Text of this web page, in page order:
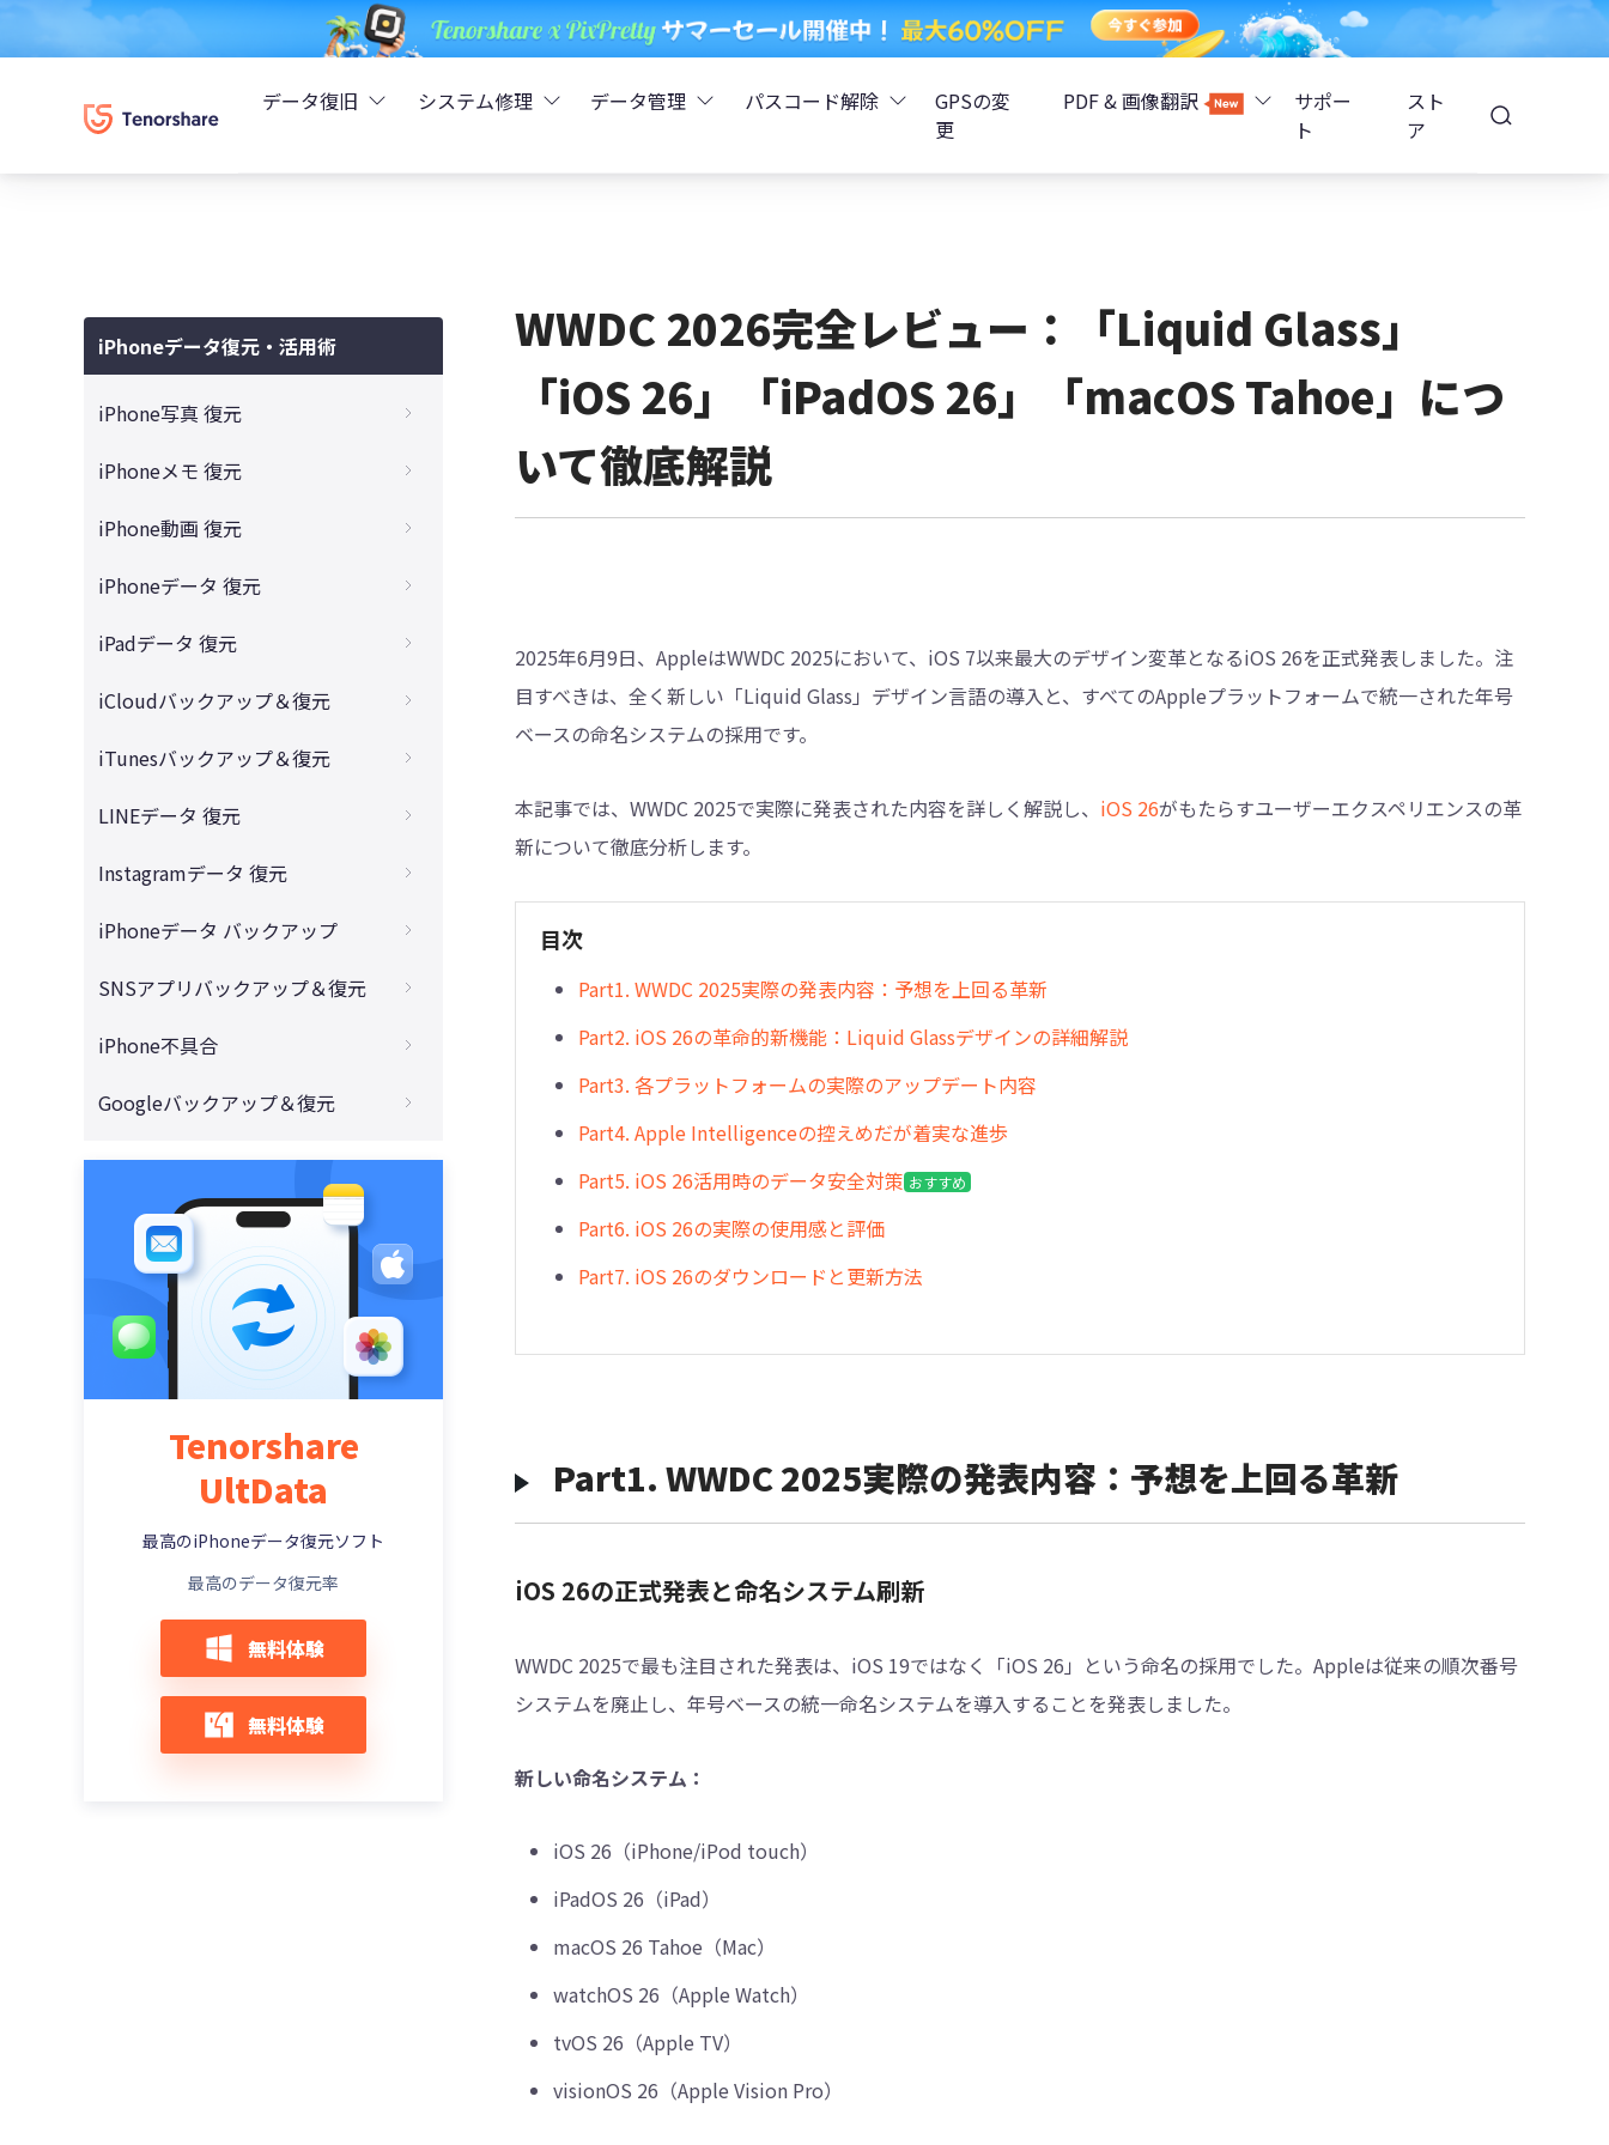
データ復旧
UltData - LINEデータ復元
UltData - WhatsAppデータ復元
4DDiG - Windowsデータ復元
4DDiG - Macデータ復元
4DDiG - 動画修復
システム修理
Windows Boot Genius
データ管理
iCareFone - AndroidとiOS間でデータ転送
iCareFone - WhatsAppデータ転送
Phone Mirror - 携帯画面ミラーリング
Tenorshare Cleamio - Mac重複ファイル検索・削除
パスコード解除
4MeKey - アクティベーションロック解除
4uKey - iOSパスワード管理
4uKey - Android画面ロック解除
GPSの変
更
PDF & 画像翻訳
PDNobオンライン
NotebookLMスライド編集
サポー
ト
スト
ア
iPhoneデータ復元・活用術
iPhone写真 復元
iPhone写真を復元する6つの方法
パソコンなしでiPhone写真の復元
バックアップなしでiPhone写真の復元
完全削除したiPhone写真を復元するアプリ
1年前に消した昔のiPhone写真の復元
Tenorshare UltDataを無料ダウンロード
iPhoneメモ 復元
消したiPhoneメモアプリを復元する方法
完全に削除したメモを復元する方法
「最近削除した項目」からメモを復元
iPhone動画 復元
無料で完全に削除した動画を復元
パソコン無しでiPhone動画の復元
完全削除したiPhone動画を復元するアプリ
iPhoneデータ 復元
消去したiPhoneメールの復元
消えたiPhoneメッセージの復元
トリミングしたボイスメモの復元
削除したカレンダーを復元
削除されたiPhoneリマインダーの復元
削除したアプリをiPhoneに戻す
Tenorshare UltData無料版のご紹介
iPadデータ 復元
消えたiPadデータを復元する方法
iPadで消したメモの文字を復元する方法
iPadでファイルの書き込みが消えた
iCloudバックアップ＆復元
iCloudからiPhone写真だけ復元する方法
iCloudにログインできない時の原因と対策
消えたiCloudのメモを復元する対策
【iPhone・PC】iCloudの中身を見る方法
iTunesバックアップ＆復元
iTunesバックアップからデータを復元
iTunesにCDから取り込んだ曲の復元
容量不足でバックアップできない？
LINEデータ 復元
iPhoneで削除したLINEトークの復元
iCloudからLINEトーク履歴を復元する方法
バックアップなしにLINEトーク履歴を復元
LINEの保存期限切れPDFファイルの復元
Instagramデータ 復元
消したインスタのDMを復元する方法
インスタで削除した投稿が復元できない？
インスタDMで送った写真が消えた！
削除したインスタストーリーの復元
iPhoneデータ バックアップ
インスタをバックアップ・復元する方法
iPhoneバックアップ＆復元アプリ
容量不足でiPhoneがバックアップできない
iPhoneでPDFを保存する方法
iPhone写真を保存する方法
SNSアプリバックアップ＆復元
カカオトークのトーク履歴の復元
iPhone不具合
壊れたiPhoneからデータを取り出す
電源の入らないiPhoneデータの取り出し
iPhoneのメッセージで画像が送れない
iPhoneを初期化したらどうなる？
iPhone機種変更でメールを引き継ぐ方法
Googleバックアップ＆復元
【iPhone】Googleフォトの写真を復元
完全に削除したGoogleフォトの復元
Tenorshare
UltData
最高のiPhoneデータ復元ソフト
最高のデータ復元率
無料体験
無料体験
WWDC 2026完全レビュー：「Liquid Glass」
「iOS 26」「iPadOS 26」「macOS Tahoe」につ
いて徹底解説
2025年6月9日、AppleはWWDC 2025において、iOS 7以来最大のデザイン変革となるiOS 26を正式発表しました。注
目すべきは、全く新しい「Liquid Glass」デザイン言語の導入と、すべてのAppleプラットフォームで統一された年号
ベースの命名システムの採用です。
本記事では、WWDC 2025で実際に発表された内容を詳しく解説し、 iOS 26がもたらすユーザーエクスペリエンスの革
新について徹底分析します。
目次
Part1. WWDC 2025実際の発表内容：予想を上回る革新
Part2. iOS 26の革命的新機能：Liquid Glassデザインの詳細解説
Part3. 各プラットフォームの実際のアップデート内容
Part4. Apple Intelligenceの控えめだが着実な進歩
Part5. iOS 26活用時のデータ安全対策 おすすめ
Part6. iOS 26の実際の使用感と評価
Part7. iOS 26のダウンロードと更新方法
Part1. WWDC 2025実際の発表内容：予想を上回る革新
iOS 26の正式発表と命名システム刷新
WWDC 2025で最も注目された発表は、iOS 19ではなく「iOS 26」という命名の採用でした。Appleは従来の順次番号
システムを廃止し、年号ベースの統一命名システムを導入することを発表しました。
新しい命名システム：
iOS 26（iPhone/iPod touch）
iPadOS 26（iPad）
macOS 26 Tahoe（Mac）
watchOS 26（Apple Watch）
tvOS 26（Apple TV）
visionOS 26（Apple Vision Pro）